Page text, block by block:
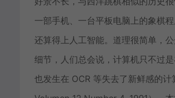
一部手机、一台平板电脑上的象棋
还算得上人工智能。道理很简单，
细节，人们总会说，计算机只不过
也发生在 OCR 等失去了新鲜感的